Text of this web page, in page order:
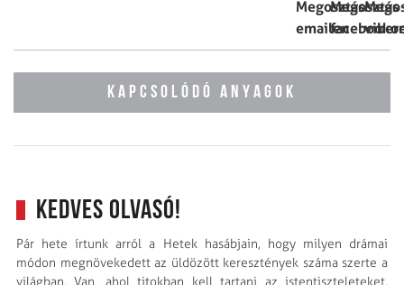
KAPCSOLÓDÓ ANYAGOK
Kedves Olvasó!
Pár hete írtunk arról a Hetek hasábjain, hogy milyen drámai
módon megnövekedett az üldözött keresztények száma szerte a